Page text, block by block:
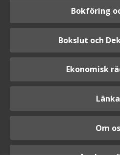
Bokföring
Bokslut och
Ekonomisk
Om